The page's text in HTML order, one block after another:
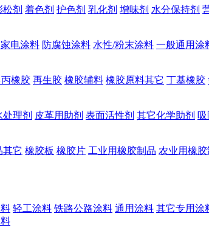
松剂 着色剂 护色剂 乳化剂 增味剂 水分保持剂
电涂料 防腐蚀涂料 水性/粉末涂料 一般通用涂
橡胶 再生胶 橡胶辅料 橡胶原料其它 丁基橡胶
处理剂 皮革用助剂 表面活性剂 其它化学助剂 吸
其它 橡胶板 橡胶片 工业用橡胶制品 农业用橡胶
轻工涂料 铁路公路涂料 通用涂料 其它专用涂